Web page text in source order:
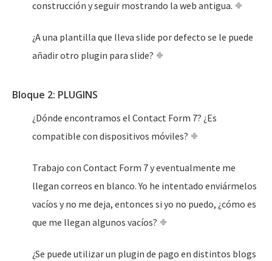
construcción y seguir mostrando la web antigua.
¿A una plantilla que lleva slide por defecto se le puede
añadir otro plugin para slide?
Bloque 2: PLUGINS
¿Dónde encontramos el Contact Form 7? ¿Es
compatible con dispositivos móviles?
Trabajo con Contact Form 7 y eventualmente me
llegan correos en blanco. Yo he intentado enviármelos
vacíos y no me deja, entonces si yo no puedo, ¿cómo es
que me llegan algunos vacíos?
¿Se puede utilizar un plugin de pago en distintos blogs